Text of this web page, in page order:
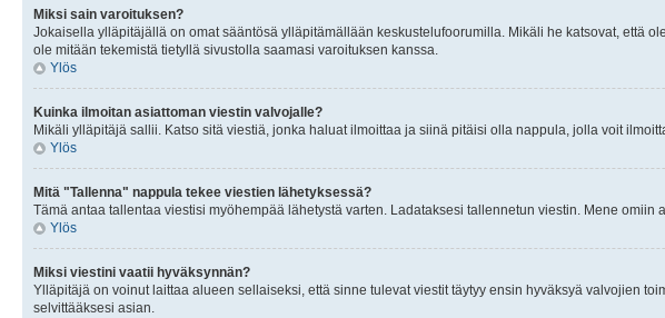
Miksi sain varoituksen?
Jokaisella ylläpitäjällä on omat sääntösä ylläpitämällään keskustelufoorumilla. Mikäli he katsovat, että
ole mitään tekemistä tietyllä sivustolla saamasi varoituksen kanssa.
Ylös
Kuinka ilmoitan asiattoman viestin valvojalle?
Mikäli ylläpitäjä sallii. Katso sitä viestiä, jonka haluat ilmoittaa ja siinä pitäisi olla nappula, jolla voit
Ylös
Mitä "Tallenna" nappula tekee viestien lähetyksessä?
Tämä antaa tallentaa viestisi myöhempää lähetystä varten. Ladataksesi tallennetun viestin. Mene omiin
Ylös
Miksi viestini vaatii hyväksynnän?
Ylläpitäjä on voinut laittaa alueen sellaiseksi, että sinne tulevat viestit täytyy ensin hyväksyä valvojien
selvittääksesi asian.